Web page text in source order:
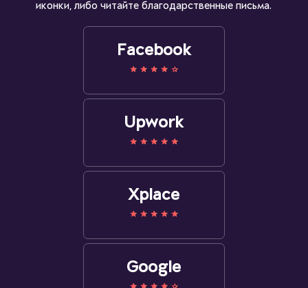
иконки, либо читайте благодарственные письма.
Facebook
Upwork
Xplace
Google